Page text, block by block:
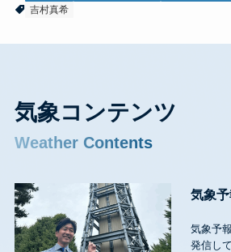
吉村真希
気象コンテンツ
Weather Contents
気象
気象予
発信し